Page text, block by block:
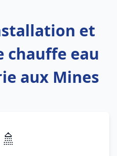
et
chauffe eau
aux Mines
🚿